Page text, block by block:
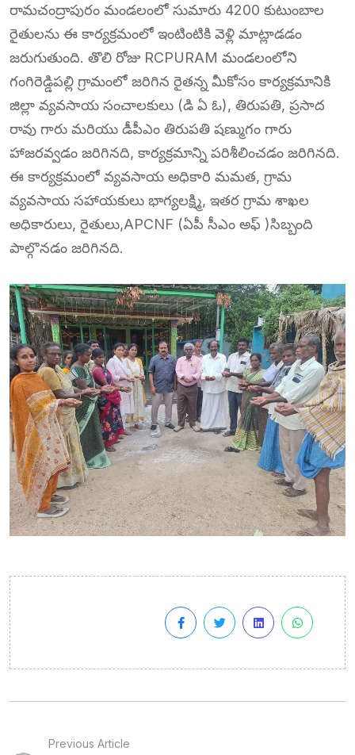
రామచంద్రాపురం మండలంలో సుమారు 4200 కుటుంబాల
రైతులను ఈ కార్యక్రమంలో ఇంటింటికి వెళ్లి మాట్లాడడం
జరుగుతుంది. తొలి రోజు RCPURAM మండలంలోని
గంగిరెడ్డిపల్లి గ్రామంలో జరిగిన రైతన్న మీకోసం కార్యక్రమానికి
జిల్లా వ్యవసాయ సంచాలకులు (డి ఏ ఓ), తిరుపతి, ప్రసాద
రావు గారు మరియు డీపీఎం తిరుపతి షణ్ముగం గారు
హాజరవ్వడం జరిగినది, కార్యక్రమాన్ని పరిశీలించడం జరిగినది.
ఈ కార్యక్రమంలో వ్యవసాయ అధికారి మమత, గ్రామ
వ్యవసాయ సహాయకులు భాగ్యలక్ష్మి, ఇతర గ్రామ శాఖల
అధికారులు, రైతులు,APCNF (ఏపీ సీఎం అఫ్ )సిబ్బంది
పాల్గొనడం జరిగినది.
Previous Article